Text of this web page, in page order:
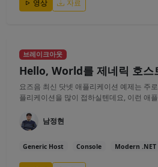
영상 자료
브레이크아웃
Hello, World를 제네릭 호스
요즈음 최신 닷넷 애플리케이션 예제는 주
플리케이션을 많이 접하실텐데요, 이런 애
남정현
Generic Host Console Modern .NET